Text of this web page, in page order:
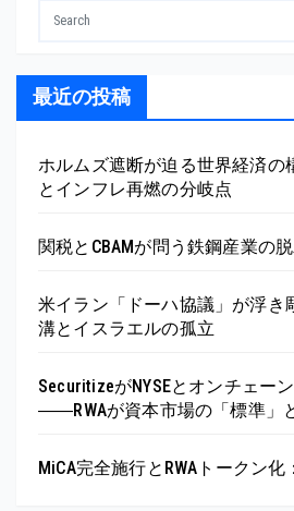
の
ペ
ー
ジ
送
り
最近の投稿
ホルムズ遮断が迫る世界経済の
とインフレ再燃の分岐点
関税とCBAMが問う鉄鋼産業の
米イラン「ドーハ協議」が浮き
溝とイスラエルの孤立
SecuritizeがNYSEとオンチェー
――RWAが資本市場の「標準」
MiCA完全施行とRWAトークン化